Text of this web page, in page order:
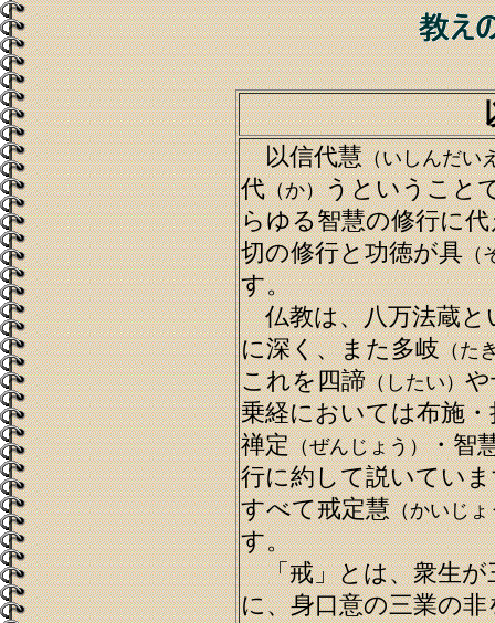
以信代慧（いしんだい
代（か）うということ
らゆる智慧の修行に
切の修行と功徳が具（
す。
仏教は、八万法蔵と
に深く、また多岐（た
これを四諦（したい）や
乗経においては布施・
禅定（ぜんじょう）・智
行に約して説いてい
すべて戒定慧（かいじょ
す。
「戒」とは、衆生が
に、身口意の三業の非